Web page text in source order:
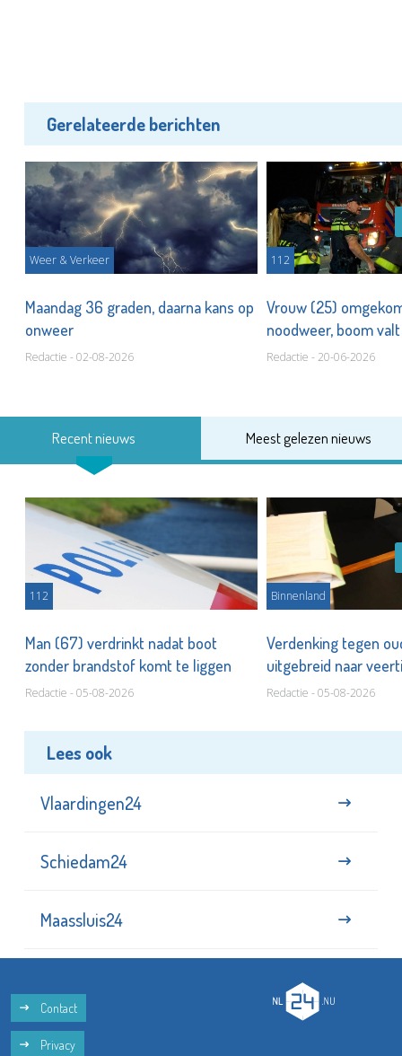
Gerelateerde berichten
Weer & Verkeer
Maandag 36 graden, daarna kans op
onweer
Redactie - 02-08-2026
112
Vrouw (25)
noodweer, boom
Redactie - 20-06-2026
Recent nieuws Meest gelezen nieuws
112
Man (67) verdrinkt nadat boot
zonder brandstof komt te liggen
Redactie - 05-08-2026
Binnenland
Verdenking tegen
uitgebreid naar
Redactie - 05-08-2026
Lees ook
Vlaardingen24
Schiedam24
Maassluis24
Contact
Privacy